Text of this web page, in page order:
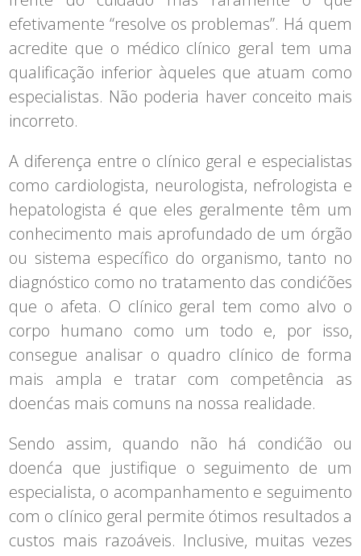
efetivamente “resolve os problemas”. Há quem
acredite que o médico clínico geral tem uma
qualificação inferior àqueles que atuam como
especialistas. Não poderia haver conceito mais
incorreto.
A diferença entre o clínico geral e especialistas
como cardiologista, neurologista, nefrologista e
hepatologista é que eles geralmente têm um
conhecimento mais aprofundado de um órgão
ou sistema específico do organismo, tanto no
diagnóstico como no tratamento das condićões
que o afeta. O clínico geral tem como alvo o
corpo humano como um todo e, por isso,
consegue analisar o quadro clínico de forma
mais ampla e tratar com competência as
doenćas mais comuns na nossa realidade.
Sendo assim, quando não há condićão ou
doenća que justifique o seguimento de um
especialista, o acompanhamento e seguimento
com o clínico geral permite ótimos resultados a
custos mais razoáveis. Inclusive, muitas vezes